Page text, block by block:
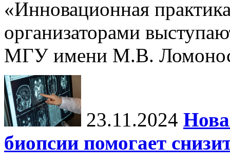
«Инновационная
организаторами
МГУ имени М.В.
23.11.2024
биопсии помогает